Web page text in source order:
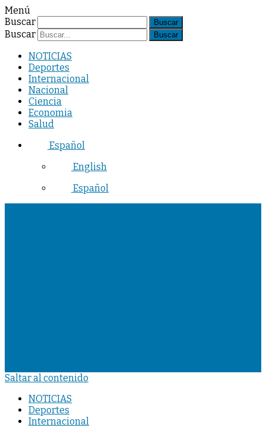
Menú
Buscar
Buscar
NOTICIAS
Deportes
Internacional
Nacional
Ciencia
Economia
Salud
Español
English
Español
Saltar al contenido
NOTICIAS
Deportes
Internacional